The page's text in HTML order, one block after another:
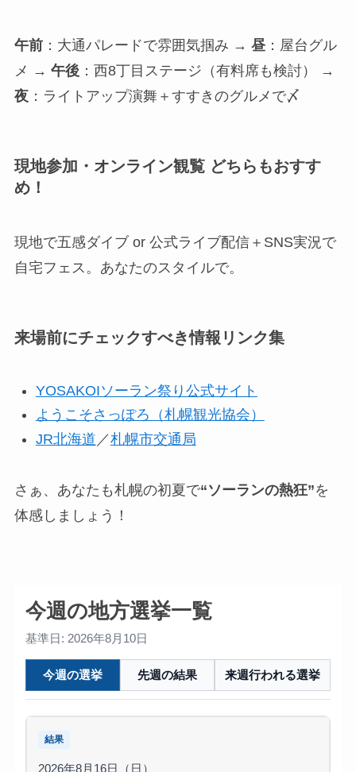
午前：大通パレードで雰囲気掴み → 昼：屋台グル
メ → 午後：西8丁目ステージ（有料席も検討） →
夜：ライトアップ演舞＋すすきのグルメで〆
現地参加・オンライン観覧 どちらもおすす
め！
現地で五感ダイブ or 公式ライブ配信＋SNS実況で
自宅フェス。あなたのスタイルで。
来場前にチェックすべき情報リンク集
YOSAKOIソーラン祭り公式サイト
ようこそさっぽろ（札幌観光協会）
JR北海道 ／札幌市交通局
さぁ、あなたも札幌の初夏で“ソーランの熱狂”を
体感しましょう！
今週の地方選挙一覧
基準日: 2026年8月10日
今週の選挙 先週の結果 来週行われる選挙
結果
2026年8月16日（日）